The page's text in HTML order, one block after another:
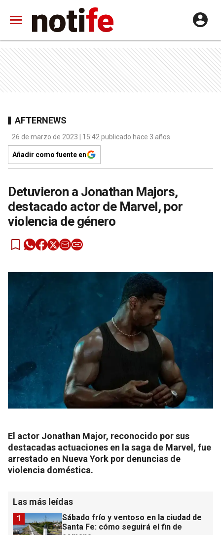
AFTERNEWS
26 de marzo de 2023 | 15:42 publicado hace 3 años
Añadir como fuente en
Detuvieron a Jonathan Majors,
destacado actor de Marvel, por
violencia de género
El actor Jonathan Major, reconocido por sus
destacadas actuaciones en la saga de Marvel, fue
arrestado en Nueva York por denuncias de
violencia doméstica.
Las más leídas
Sábado frío y ventoso en la ciudad de
Santa Fe: cómo seguirá el fin de
1